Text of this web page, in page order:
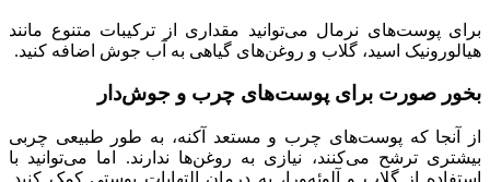
برای پوست‌های نرمال می‌توانید مقداری از ترکیبات متنوع مانند
هیالورونیک اسید، گلاب و روغن‌های گیاهی به آب جوش اضافه کنید.
بخور صورت برای پوست‌های چرب و جوش‌دار
از آنجا که پوست‌های چرب و مستعد آکنه، به طور طبیعی چربی
بیشتری ترشح می‌کنند، نیازی به روغن‌ها ندارند. اما می‌توانید با
استفاده از گلاب و آلوئه‌ورا، به درمان التهابات پوستی کمک کنید.